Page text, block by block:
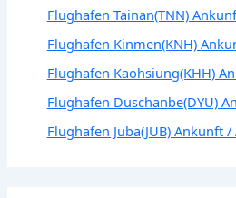
Flughafen Tainan(TNN)
Flughafen Kinmen(KNH)
Flughafen Kaohsiung(KHH)
Flughafen Duschanbe(DYU)
Flughafen Juba(JUB) Ankunft